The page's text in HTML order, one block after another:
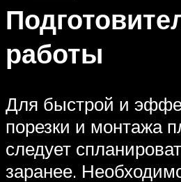
работы
Для быстрой и
порезки и монтажа
следует
заранее.